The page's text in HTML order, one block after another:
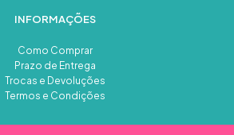
INFORMAÇÕES
Como Comprar
Prazo de Entrega
Trocas e Devoluções
Termos e Condições